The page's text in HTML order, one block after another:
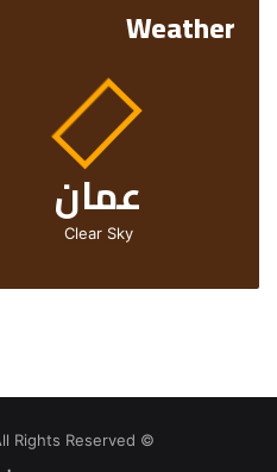
Weather
عمان
Clear Sky
© Copyright 2026, All Rights Reserved